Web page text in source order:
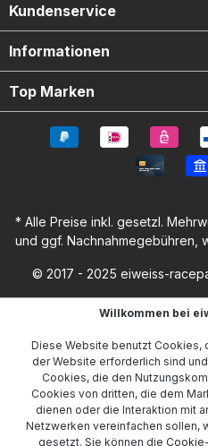
Kundenservice
Informationen
Top Marken
* Alle Preise inkl. gesetzl.
und ggf. Nachnahmegebühren,
© 2017 - 2025 eiweiss-
Willkommen bei
Diese Website benutzt Cookies,
der Website erforderlich sind
Cookies, die den
Cookies von dritten, die dem
dienen oder die Interaktion mit
Netzwerken vereinfachen sollen,
gesetzt. Sie können die